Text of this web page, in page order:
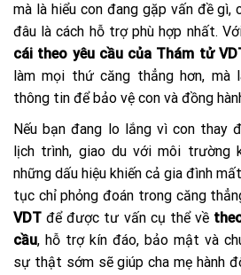
mà là hiểu con đang gặp vấn đề gì,
đâu là cách hỗ trợ phù hợp nhất.
cái theo yêu cầu của Thám tử
làm mọi thứ căng thẳng hơn, mà
thông tin để bảo vệ con và đồng
Nếu bạn đang lo lắng vì con thay
lịch trình, giao du với môi trường
những dấu hiệu khiến cả gia đình
tục chỉ phỏng đoán trong căng
VDT để được tư vấn cụ thể về
cầu, hỗ trợ kín đáo, bảo mật và
sự thật sớm sẽ giúp cha mẹ hành